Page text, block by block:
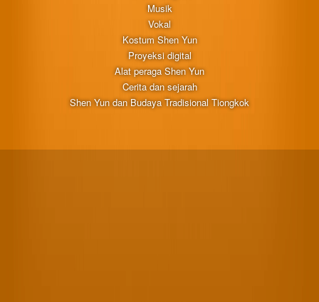
Musik
Vokal
Kostum Shen Yun
Proyeksi digital
Alat peraga Shen Yun
Cerita dan sejarah
Shen Yun dan Budaya Tradisional Tiongkok